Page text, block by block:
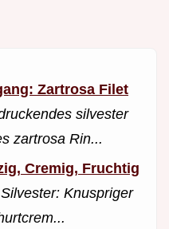
Zartrosa Filet
silvester
zartrosa Rin...
Cremig, Fruchtig
Knuspriger